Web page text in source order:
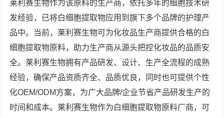
莱利赛生物作为该原料的生产商，依托多年的细胞技术研
发经验，已将白细胞提取物应用到旗下多个品牌的护理产
品中。当前，莱利赛生物可为化妆品生产商提供合格的白
细胞提取物原料，助力生产商从源头把控化妆品的品质安
全。莱利赛生物拥有产品研发、设计、生产全流程的成熟
经验，确保产品资质齐全、品质优良，同时也可提供个性
化OEM/ODM方案，为广大品牌/企业节省产品研发生产的
时间和成本。莱利赛生物作为白细胞提取物原料厂商，可